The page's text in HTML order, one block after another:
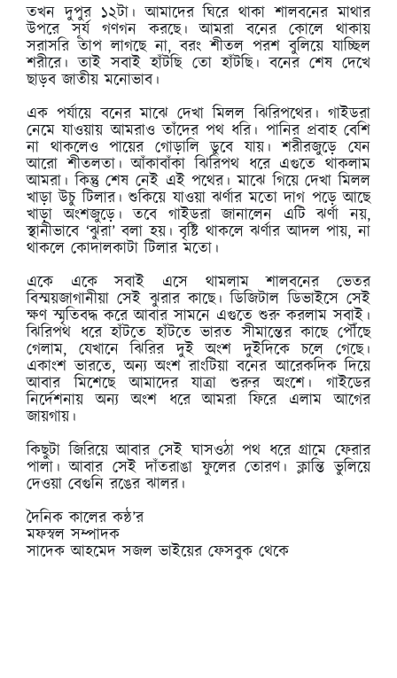
তখন দুপুর ১২টা। আমাদের ঘিরে থাকা শালবনের মাথার
উপরে সূর্য গণগন করছে। আমরা বনের কোলে থাকায়
সরাসরি তাপ লাগছে না, বরং শীতল পরশ বুলিয়ে যাচ্ছিল
শরীরে। তাই সবাই হাঁটছি তো হাঁটছি। বনের শেষ দেখে
ছাড়ব জাতীয় মনোভাব।
এক পর্যায়ে বনের মাঝে দেখা মিলল ঝিরিপথের। গাইডরা
নেমে যাওয়ায় আমরাও তাঁদের পথ ধরি। পানির প্রবাহ বেশি
না থাকলেও পায়ের গোড়ালি ডুবে যায়। শরীরজুড়ে যেন
আরো শীতলতা। আঁকাবাঁকা ঝিরিপথ ধরে এগুতে থাকলাম
আমরা। কিন্তু শেষ নেই এই পথের। মাঝে গিয়ে দেখা মিলল
খাড়া উচু টিলার। শুকিয়ে যাওয়া ঝর্ণার মতো দাগ পড়ে আছে
খাড়া অংশজুড়ে। তবে গাইডরা জানালেন এটি ঝর্ণা নয়,
স্থানীভাবে ‘ঝুরা’ বলা হয়। বৃষ্টি থাকলে ঝর্ণার আদল পায়, না
থাকলে কোদালকাটা টিলার মতো।
একে একে সবাই এসে থামলাম শালবনের ভেতর
বিস্ময়জাগানীয়া সেই ঝুরার কাছে। ডিজিটাল ডিভাইসে সেই
ক্ষণ স্মৃতিবদ্ধ করে আবার সামনে এগুতে শুরু করলাম সবাই।
ঝিরিপথ ধরে হাঁটতে হাঁটতে ভারত সীমান্তের কাছে পৌঁছে
গেলাম, যেখানে ঝিরির দুই অংশ দুইদিকে চলে গেছে।
একাংশ ভারতে, অন্য অংশ রাংটিয়া বনের আরেকদিক দিয়ে
আবার মিশেছে আমাদের যাত্রা শুরুর অংশে। গাইডের
নির্দেশনায় অন্য অংশ ধরে আমরা ফিরে এলাম আগের
জায়গায়।
কিছুটা জিরিয়ে আবার সেই ঘাসওঠা পথ ধরে গ্রামে ফেরার
পালা। আবার সেই দাঁতরাঙা ফুলের তোরণ। ক্লান্তি ভুলিয়ে
দেওয়া বেগুনি রঙের ঝালর।
দৈনিক কালের কন্ঠ’র
মফস্বল সম্পাদক
সাদেক আহমেদ সজল ভাইয়ের ফেসবুক থেকে